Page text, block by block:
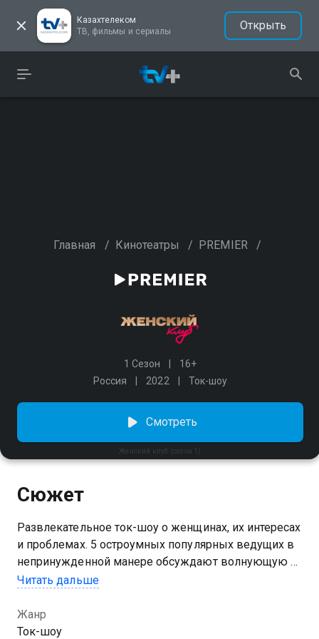
Казахтелеком
ТВ, фильмы и сериалы
Открыть
Главная / Кинотеатры / PREMIER /
1 Сезон
16+
Россия
2022 Ток-шоу
Женский клуб (сезон 1)
Смотреть
Сюжет
Развлекательное ток-шоу о женщинах, их интересах
и проблемах. 5 остроумных популярных ведущих в
непринужденной манере обсуждают волнующую их
тему. Они на примере личных историй размышляют,
выпуск в студию будет приходить новая звезда или
эксперт, который прокомментирует мнения
Читать дальше
Жанр
Ток-шоу